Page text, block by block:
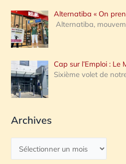
Alternatiba « On
Alternatiba,
Cap sur l’Emploi :
Sixième volet de
Archives